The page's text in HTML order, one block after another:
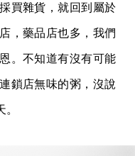
買雜貨，就回到屬於
，藥品店也多，我們
。不知道有沒有可能
鎖店無味的粥，沒說